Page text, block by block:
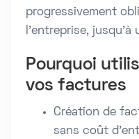
progressivement
l’entreprise,
Pourquoi
vos factures
Création de
sans coût